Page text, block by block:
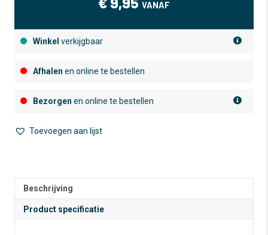
VANAF
Winkel verkijgbaar
Afhalen en online te bestellen
Bezorgen en online te bestellen
Toevoegen aan lijst
r
a
Beschrijving
Product specificatie